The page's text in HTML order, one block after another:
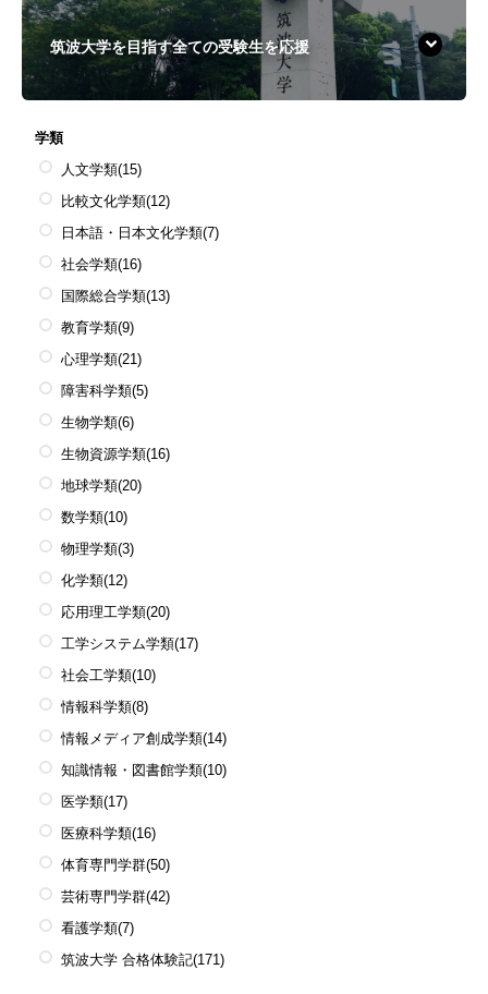
筑波大学を目指す全ての受験生を応援
学類
人文学類(15)
比較文化学類(12)
日本語・日本文化学類(7)
社会学類(16)
国際総合学類(13)
教育学類(9)
心理学類(21)
障害科学類(5)
生物学類(6)
生物資源学類(16)
地球学類(20)
数学類(10)
物理学類(3)
化学類(12)
応用理工学類(20)
工学システム学類(17)
社会工学類(10)
情報科学類(8)
情報メディア創成学類(14)
知識情報・図書館学類(10)
医学類(17)
医療科学類(16)
体育専門学群(50)
芸術専門学群(42)
看護学類(7)
筑波大学 合格体験記(171)